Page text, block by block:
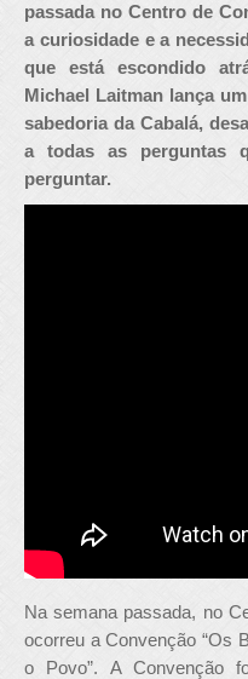
passada no Centro de
a curiosidade e a
que está escondido
Michael Laitman lança
sabedoria da Cabalá,
a todas as perguntas
perguntar.
Na semana passada, no
ocorreu a Convenção “Os
o Povo”. A Convenção